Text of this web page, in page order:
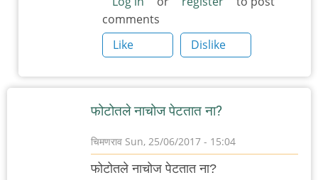
मोमो
by
आदूबाळ
comments
Like
Dislike
फोटोतले नाचोज पेटतात ना?
चिमणराव Sun, 25/06/2017 - 15:04
फोटोतले नाचोज पेटतात ना?